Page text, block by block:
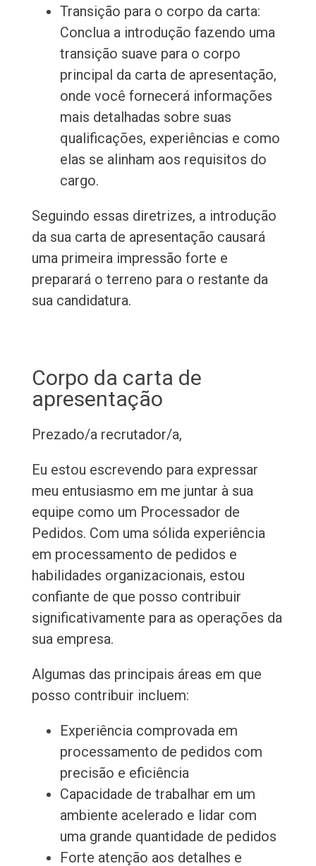
Transição para o corpo da carta:
Conclua a introdução fazendo uma
transição suave para o corpo
principal da carta de apresentação,
onde você fornecerá informações
mais detalhadas sobre suas
qualificações, experiências e como
elas se alinham aos requisitos do
cargo.
Seguindo essas diretrizes, a introdução
da sua carta de apresentação causará
uma primeira impressão forte e
preparará o terreno para o restante da
sua candidatura.
Corpo da carta de
apresentação
Prezado/a recrutador/a,
Eu estou escrevendo para expressar
meu entusiasmo em me juntar à sua
equipe como um Processador de
Pedidos. Com uma sólida experiência
em processamento de pedidos e
habilidades organizacionais, estou
confiante de que posso contribuir
significativamente para as operações da
sua empresa.
Algumas das principais áreas em que
posso contribuir incluem:
Experiência comprovada em
processamento de pedidos com
precisão e eficiência
Capacidade de trabalhar em um
ambiente acelerado e lidar com
uma grande quantidade de pedidos
Forte atenção aos detalhes e